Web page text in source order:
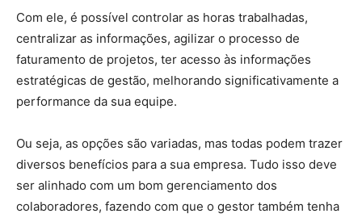
Com ele, é possível controlar as horas trabalhadas,
centralizar as informações, agilizar o processo de
faturamento de projetos, ter acesso às informações
estratégicas de gestão, melhorando significativamente a
performance da sua equipe.
Ou seja, as opções são variadas, mas todas podem trazer
diversos benefícios para a sua empresa. Tudo isso deve
ser alinhado com um bom gerenciamento dos
colaboradores, fazendo com que o gestor também tenha